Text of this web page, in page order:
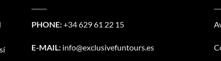
PHONE:+34 629 61 22 15
E-MAIL: info@exclusivefuntours.es